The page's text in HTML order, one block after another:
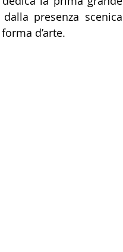
presenza scenica
d’arte.